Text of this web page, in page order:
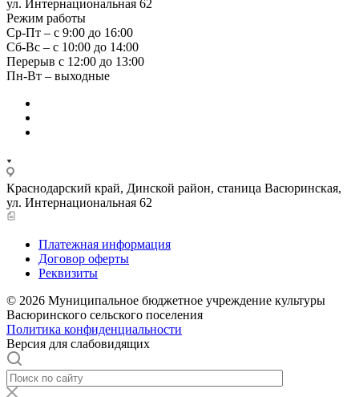
ул. Интернациональная 62
Режим работы
Ср-Пт – с 9:00 до 16:00
Сб-Вс – с 10:00 до 14:00
Перерыв с 12:00 до 13:00
Пн-Вт – выходные
Краснодарский край, Динской район, станица Васюринская,
ул. Интернациональная 62
Платежная информация
Договор оферты
Реквизиты
© 2026 Муниципальное бюджетное учреждение культуры
Васюринского сельского поселения
Политика конфиденциальности
Версия для слабовидящих